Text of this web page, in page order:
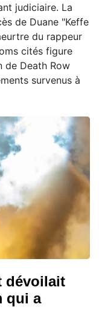
judiciaire. La
de Duane "Keffe
du rappeur
cités figure
de Death Row
survenus à
dévoilait
qui a